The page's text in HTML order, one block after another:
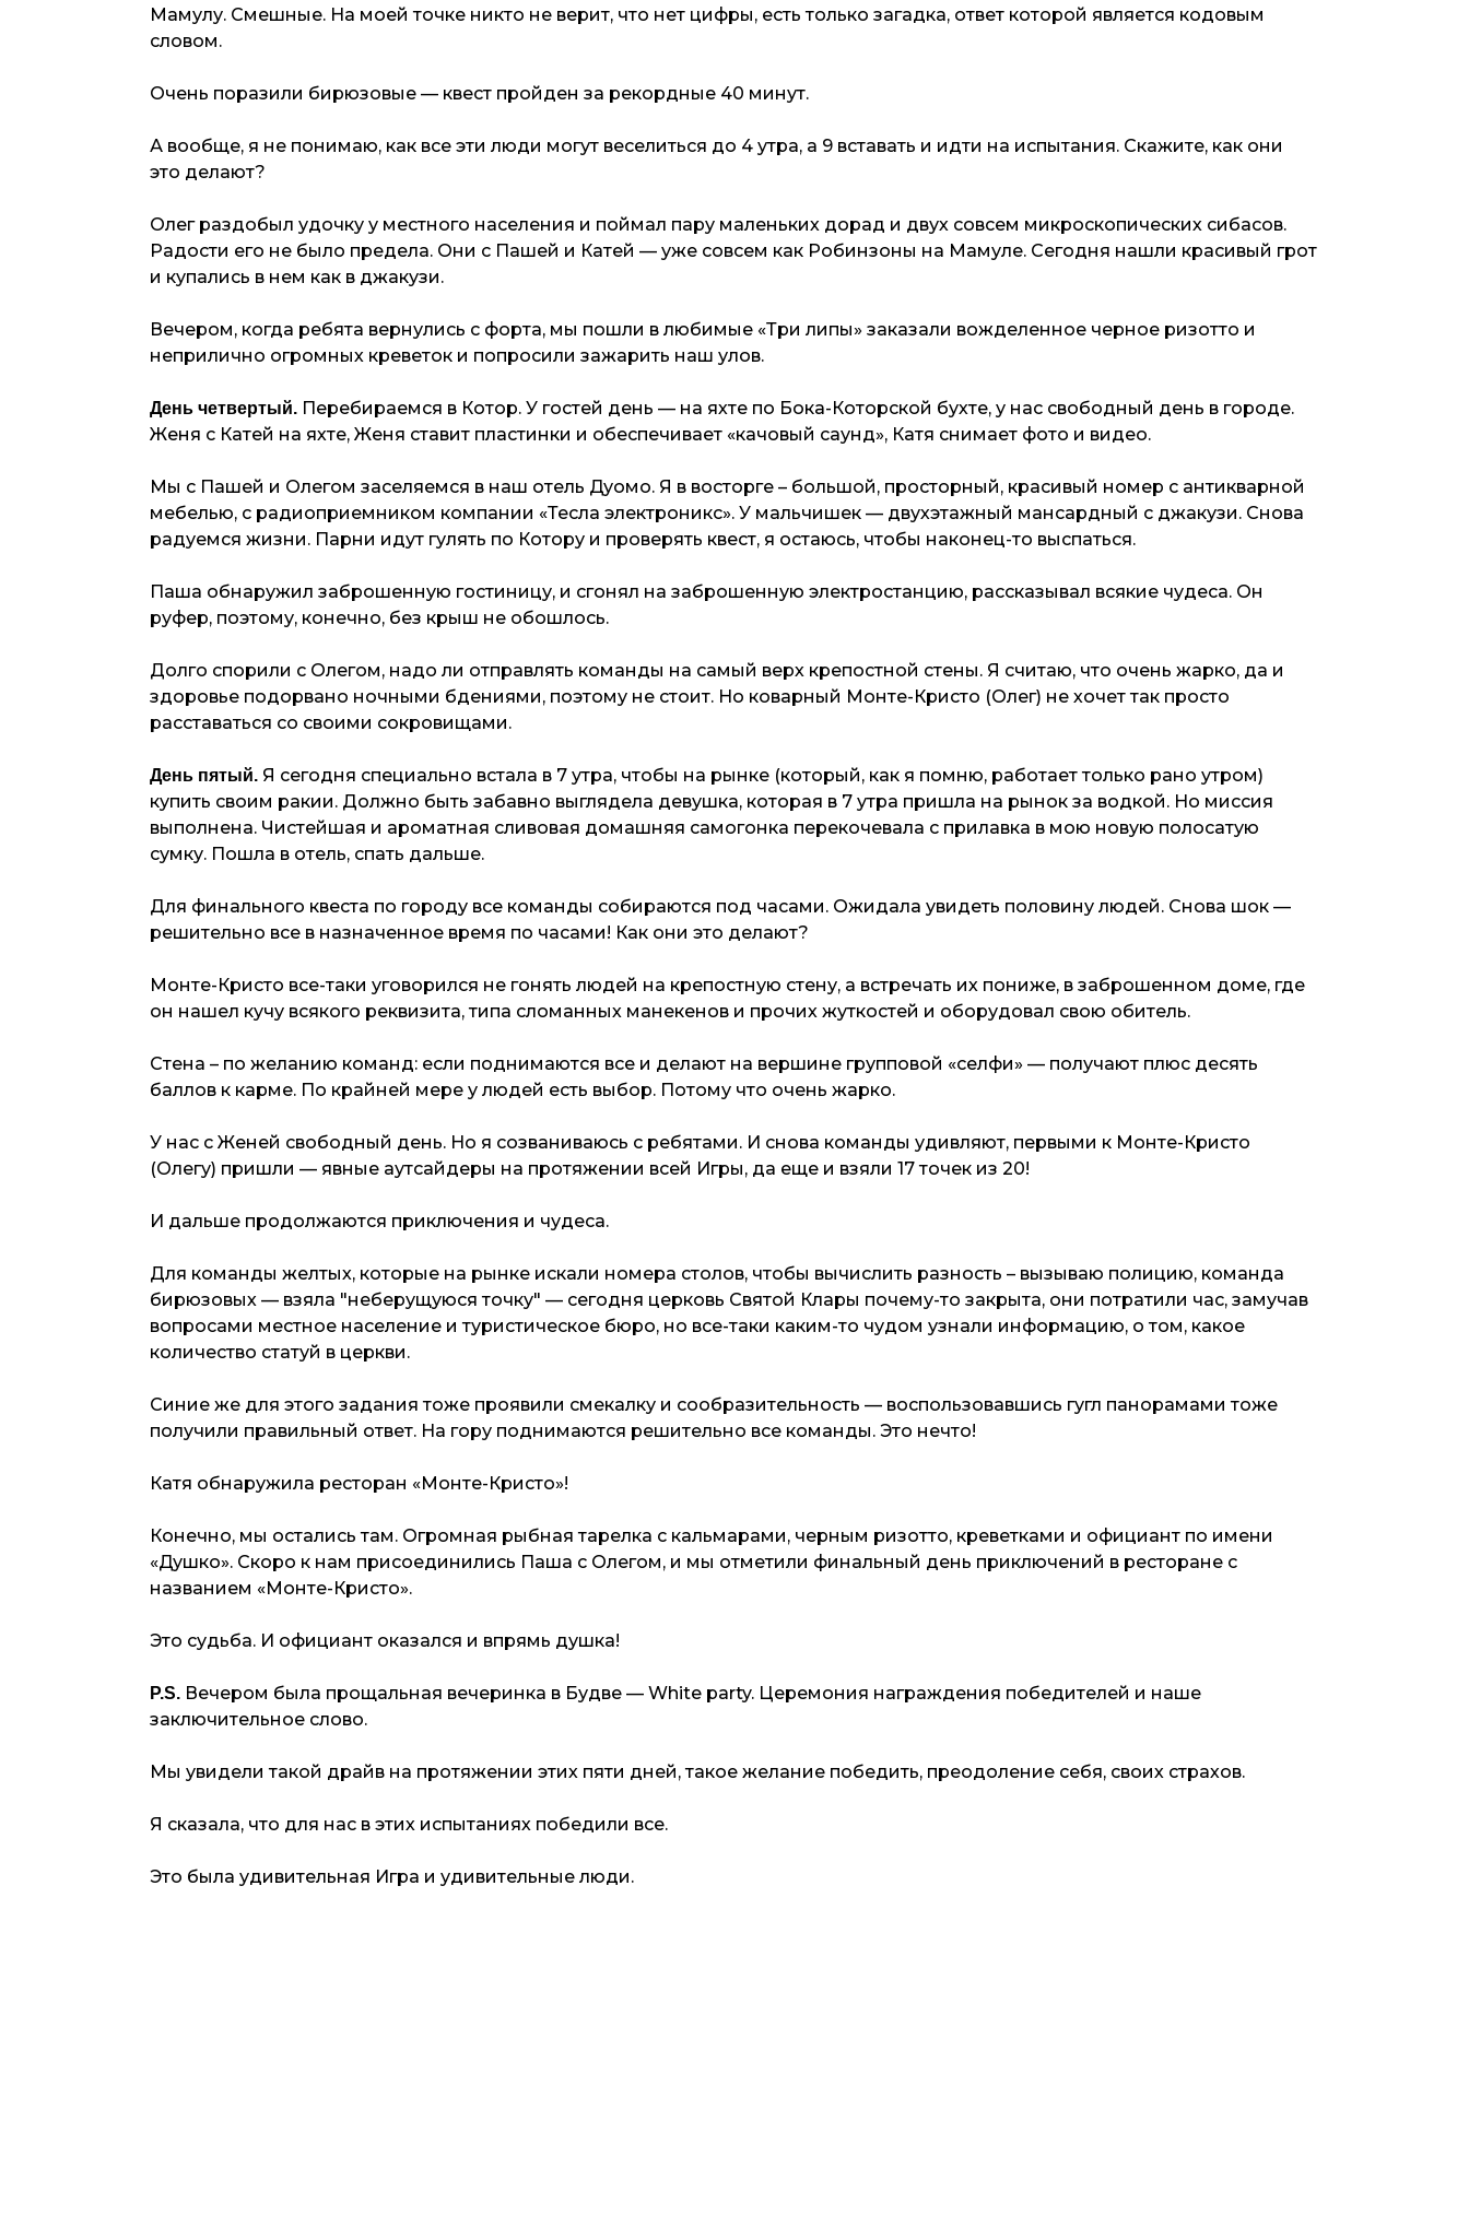
Мамулу. Смешные. На моей точке никто не верит, что нет цифры, есть только загадка, ответ которой является кодовым
словом.
Очень поразили бирюзовые — квест пройден за рекордные 40 минут.
А вообще, я не понимаю, как все эти люди могут веселиться до 4 утра, а 9 вставать и идти на испытания. Скажите, как они
это делают?
Олег раздобыл удочку у местного населения и поймал пару маленьких дорад и двух совсем микроскопических сибасов.
Радости его не было предела. Они с Пашей и Катей — уже совсем как Робинзоны на Мамуле. Сегодня нашли красивый грот
и купались в нем как в джакузи.
Вечером, когда ребята вернулись с форта, мы пошли в любимые «Три липы» заказали вожделенное черное ризотто и
неприлично огромных креветок и попросили зажарить наш улов.
День четвертый. Перебираемся в Котор. У гостей день — на яхте по Бока-Которской бухте, у нас свободный день в городе.
Женя с Катей на яхте, Женя ставит пластинки и обеспечивает «качовый саунд», Катя снимает фото и видео.
Мы с Пашей и Олегом заселяемся в наш отель Дуомо. Я в восторге – большой, просторный, красивый номер с антикварной
мебелью, с радиоприемником компании «Тесла электроникс». У мальчишек — двухэтажный мансардный с джакузи. Снова
радуемся жизни. Парни идут гулять по Котору и проверять квест, я остаюсь, чтобы наконец-то выспаться.
Паша обнаружил заброшенную гостиницу, и сгонял на заброшенную электростанцию, рассказывал всякие чудеса. Он
руфер, поэтому, конечно, без крыш не обошлось.
Долго спорили с Олегом, надо ли отправлять команды на самый верх крепостной стены. Я считаю, что очень жарко, да и
здоровье подорвано ночными бдениями, поэтому не стоит. Но коварный Монте-Кристо (Олег) не хочет так просто
расставаться со своими сокровищами.
День пятый. Я сегодня специально встала в 7 утра, чтобы на рынке (который, как я помню, работает только рано утром)
купить своим ракии. Должно быть забавно выглядела девушка, которая в 7 утра пришла на рынок за водкой. Но миссия
выполнена. Чистейшая и ароматная сливовая домашняя самогонка перекочевала с прилавка в мою новую полосатую
сумку. Пошла в отель, спать дальше.
Для финального квеста по городу все команды собираются под часами. Ожидала увидеть половину людей. Снова шок —
решительно все в назначенное время по часами! Как они это делают?
Монте-Кристо все-таки уговорился не гонять людей на крепостную стену, а встречать их пониже, в заброшенном доме, где
он нашел кучу всякого реквизита, типа сломанных манекенов и прочих жуткостей и оборудовал свою обитель.
Стена – по желанию команд: если поднимаются все и делают на вершине групповой «селфи» — получают плюс десять
баллов к карме. По крайней мере у людей есть выбор. Потому что очень жарко.
У нас с Женей свободный день. Но я созваниваюсь с ребятами. И снова команды удивляют, первыми к Монте-Кристо
(Олегу) пришли — явные аутсайдеры на протяжении всей Игры, да еще и взяли 17 точек из 20!
И дальше продолжаются приключения и чудеса.
Для команды желтых, которые на рынке искали номера столов, чтобы вычислить разность – вызываю полицию, команда
бирюзовых — взяла "неберущуюся точку" — сегодня церковь Святой Клары почему-то закрыта, они потратили час, замучав
вопросами местное население и туристическое бюро, но все-таки каким-то чудом узнали информацию, о том, какое
количество статуй в церкви.
Синие же для этого задания тоже проявили смекалку и сообразительность — воспользовавшись гугл панорамами тоже
получили правильный ответ. На гору поднимаются решительно все команды. Это нечто!
Катя обнаружила ресторан «Монте-Кристо»!
Конечно, мы остались там. Огромная рыбная тарелка с кальмарами, черным ризотто, креветками и официант по имени
«Душко». Скоро к нам присоединились Паша с Олегом, и мы отметили финальный день приключений в ресторане с
названием «Монте-Кристо».
Это судьба. И официант оказался и впрямь душка!
P.S. Вечером была прощальная вечеринка в Будве — White party. Церемония награждения победителей и наше
заключительное слово.
Мы увидели такой драйв на протяжении этих пяти дней, такое желание победить, преодоление себя, своих страхов.
Я сказала, что для нас в этих испытаниях победили все.
Это была удивительная Игра и удивительные люди.